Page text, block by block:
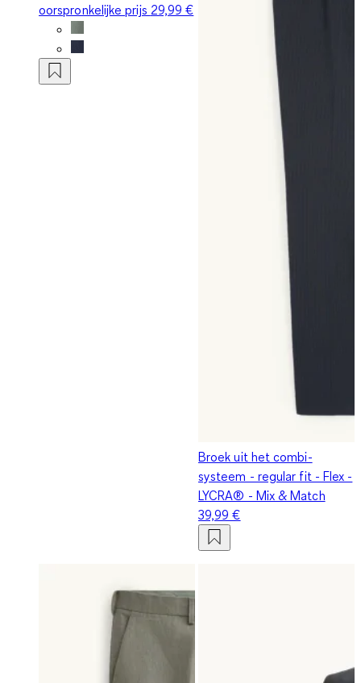
oorspronkelijke prijs 29,99 €
Broek uit het combi-
systeem - regular fit - Flex -
LYCRA® - Mix & Match
39,99 €